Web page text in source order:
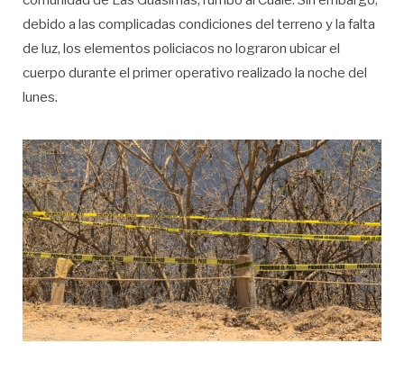
debido a las complicadas condiciones del terreno y la falta
de luz, los elementos policiacos no lograron ubicar el
cuerpo durante el primer operativo realizado la noche del
lunes.